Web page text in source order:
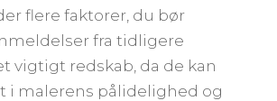
flere faktorer, du bør
fra tidligere
vigtigt redskab, da de kan
i malerens pålidelighed og